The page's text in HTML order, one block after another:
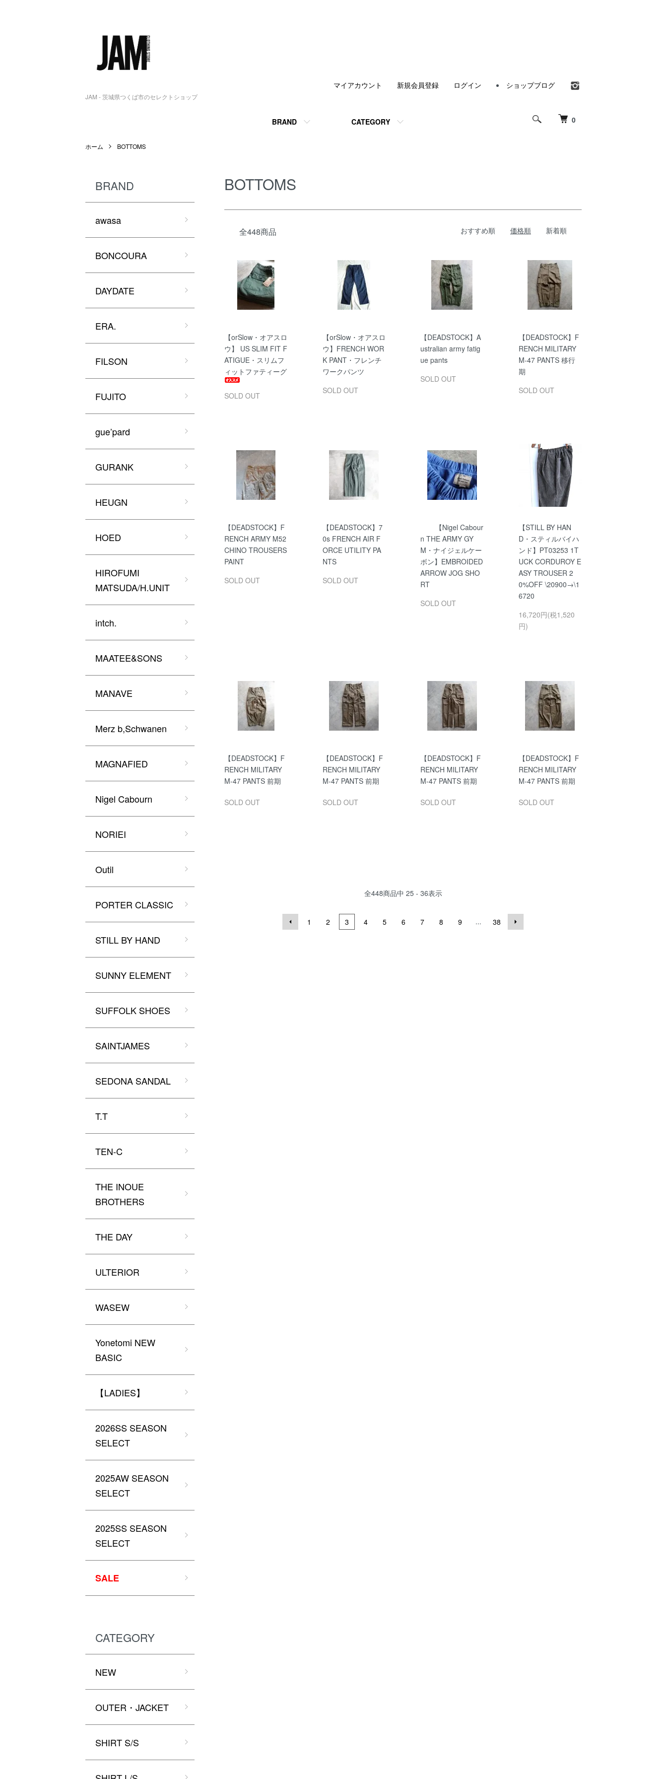
JAM - 茨城県つくば市のセレクトショップ
0
BRAND CATEGORY
マイアカウント 新規会員登録 ログイン ショップブログ
ホーム BOTTOMS
BOTTOMS
全448商品 おすすめ順 価格順 新着順
【orSlow・オアスロ
ウ】 US SLIM FIT F
ATIGUE・スリムフ
ィットファティーグ
SOLD OUT
【orSlow・オアスロ
ウ】FRENCH WOR
K PANT・フレンチ
ワークパンツ
SOLD OUT
【DEADSTOCK】A
ustralian army fatig
ue pants
SOLD OUT
【DEADSTOCK】F
RENCH MILITARY
M-47 PANTS 移行
期
SOLD OUT
【DEADSTOCK】F
RENCH ARMY M52
CHINO TROUSERS
PAINT
SOLD OUT
【DEADSTOCK】7
0s FRENCH AIR F
ORCE UTILITY PA
NTS
SOLD OUT
【Nigel Cabour
n THE ARMY GY
M・ナイジェルケー
ボン】EMBROIDED
ARROW JOG SHO
RT
SOLD OUT
【STILL BY HAN
D・スティルバイハ
ンド】PT03253 1T
UCK CORDUROY E
ASY TROUSER 2
0%OFF \20900→\1
6720
16,720円(税1,520
円)
【DEADSTOCK】F
RENCH MILITARY
M-47 PANTS 前期
SOLD OUT
【DEADSTOCK】F
RENCH MILITARY
M-47 PANTS 前期
SOLD OUT
【DEADSTOCK】F
RENCH MILITARY
M-47 PANTS 前期
SOLD OUT
【DEADSTOCK】F
RENCH MILITARY
M-47 PANTS 前期
SOLD OUT
全448商品中 25 - 36表示
1 2 3 4 5 6 7 8 9 ... 38
BRAND
awasa
BONCOURA
DAYDATE
ERA.
FILSON
FUJITO
gue’pard
GURANK
HEUGN
HOED
HIROFUMI
MATSUDA/H.UNIT
intch.
MAATEE&SONS
MANAVE
Merz b,Schwanen
MAGNAFIED
Nigel Cabourn
NORIEI
Outil
PORTER CLASSIC
STILL BY HAND
SUNNY ELEMENT
SUFFOLK SHOES
SAINTJAMES
SEDONA SANDAL
T.T
TEN-C
THE INOUE
BROTHERS
THE DAY
ULTERIOR
WASEW
Yonetomi NEW
BASIC
【LADIES】
2026SS SEASON
SELECT
2025AW SEASON
SELECT
2025SS SEASON
SELECT
SALE
CATEGORY
NEW
OUTER・JACKET
SHIRT S/S